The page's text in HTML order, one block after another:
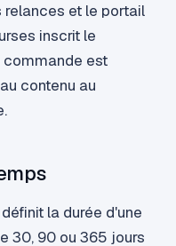
relances et le portail
inscrit le
commande est
contenu au
la durée d'une
30, 90 ou 365 jours